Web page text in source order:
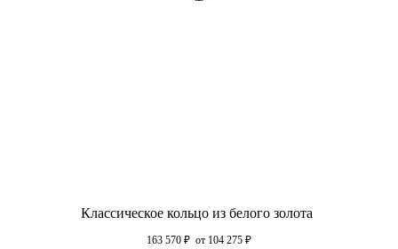
Классическое кольцо из белого золота
163 570 ₽ от 104 275 ₽